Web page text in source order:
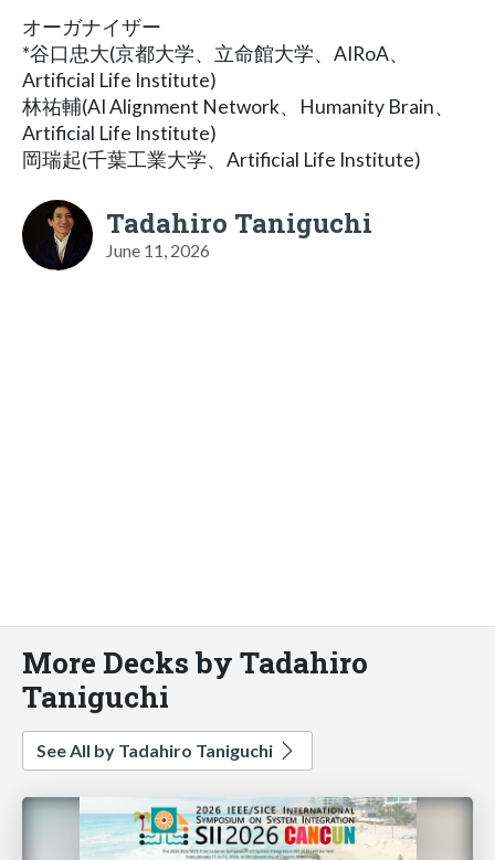
オーガナイザー
*谷口忠大(京都大学、立命館大学、AIRoA、
Artificial Life Institute)
林祐輔(AI Alignment Network、Humanity Brain、
Artificial Life Institute)
岡瑞起(千葉工業大学、Artificial Life Institute)
Tadahiro Taniguchi
June 11, 2026
More Decks by Tadahiro
Taniguchi
See All by Tadahiro Taniguchi